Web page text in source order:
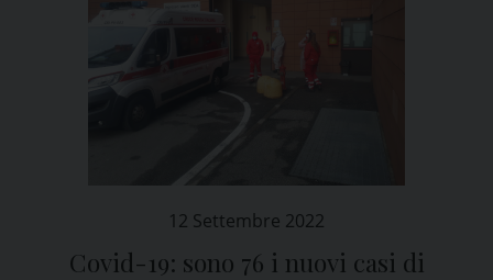
12 Settembre 2022
Covid-19: sono 76 i nuovi casi di